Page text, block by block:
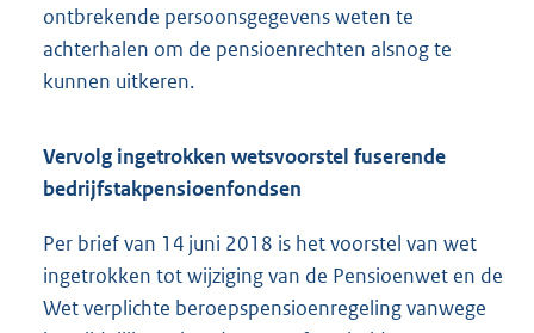
ontbrekende persoonsgegevens weten te
achterhalen om de pensioenrechten alsnog te
kunnen uitkeren.
Vervolg ingetrokken wetsvoorstel fuserende
bedrijfstakpensioenfondsen
Per brief van 14 juni 2018 is het voorstel van wet
ingetrokken tot wijziging van de Pensioenwet en de
Wet verplichte beroepspensioenregeling vanwege